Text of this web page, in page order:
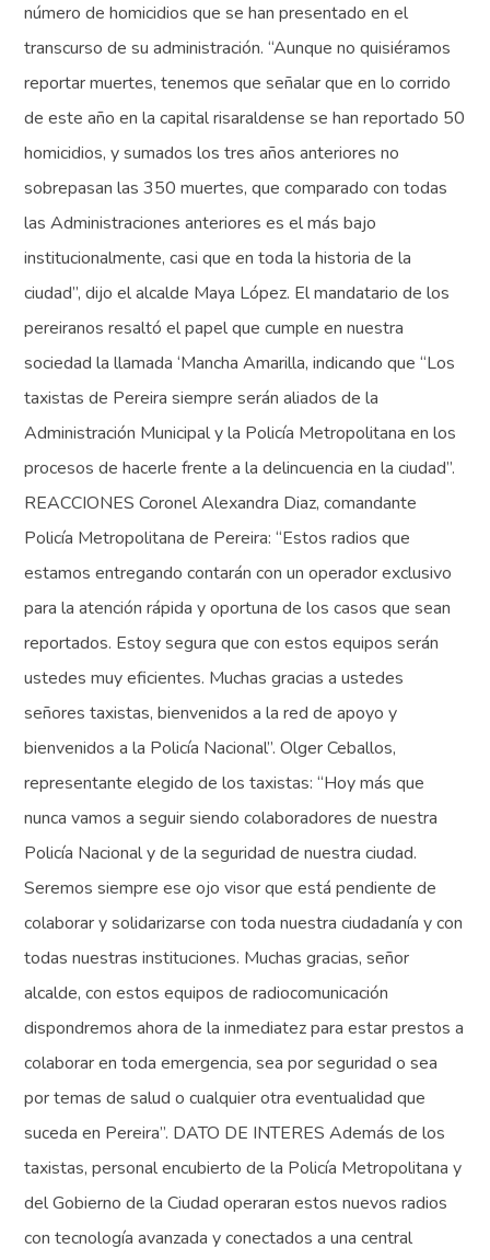
número de homicidios que se han presentado en el
transcurso de su administración. “Aunque no quisiéramos
reportar muertes, tenemos que señalar que en lo corrido
de este año en la capital risaraldense se han reportado 50
homicidios, y sumados los tres años anteriores no
sobrepasan las 350 muertes, que comparado con todas
las Administraciones anteriores es el más bajo
institucionalmente, casi que en toda la historia de la
ciudad”, dijo el alcalde Maya López. El mandatario de los
pereiranos resaltó el papel que cumple en nuestra
sociedad la llamada ‘Mancha Amarilla, indicando que “Los
taxistas de Pereira siempre serán aliados de la
Administración Municipal y la Policía Metropolitana en los
procesos de hacerle frente a la delincuencia en la ciudad”.
REACCIONES Coronel Alexandra Diaz, comandante
Policía Metropolitana de Pereira: “Estos radios que
estamos entregando contarán con un operador exclusivo
para la atención rápida y oportuna de los casos que sean
reportados. Estoy segura que con estos equipos serán
ustedes muy eficientes. Muchas gracias a ustedes
señores taxistas, bienvenidos a la red de apoyo y
bienvenidos a la Policía Nacional”. Olger Ceballos,
representante elegido de los taxistas: “Hoy más que
nunca vamos a seguir siendo colaboradores de nuestra
Policía Nacional y de la seguridad de nuestra ciudad.
Seremos siempre ese ojo visor que está pendiente de
colaborar y solidarizarse con toda nuestra ciudadanía y con
todas nuestras instituciones. Muchas gracias, señor
alcalde, con estos equipos de radiocomunicación
dispondremos ahora de la inmediatez para estar prestos a
colaborar en toda emergencia, sea por seguridad o sea
por temas de salud o cualquier otra eventualidad que
suceda en Pereira”. DATO DE INTERES Además de los
taxistas, personal encubierto de la Policía Metropolitana y
del Gobierno de la Ciudad operaran estos nuevos radios
con tecnología avanzada y conectados a una central